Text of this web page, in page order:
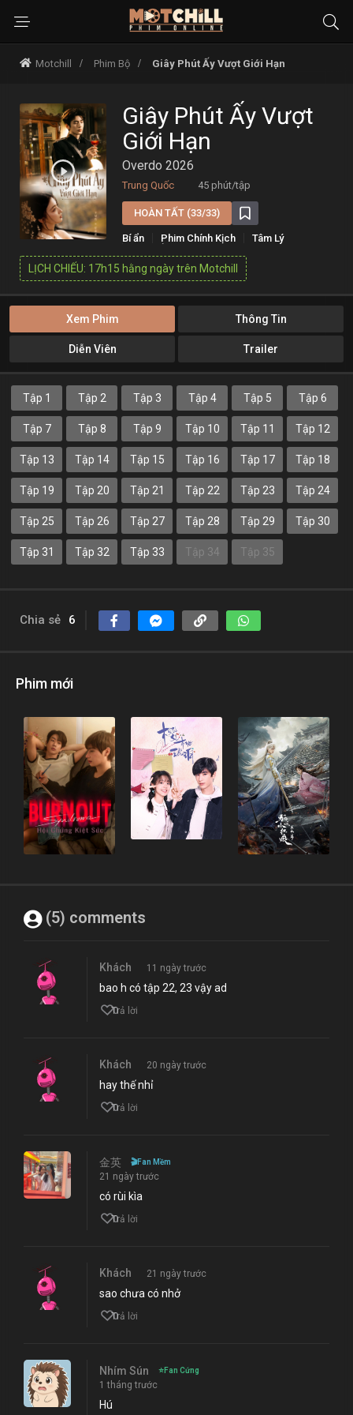
Motchill Phim Bộ Giây Phút Ấy Vượt Giới Hạn
Giây Phút Ấy Vượt
Giới Hạn
Overdo 2026
Trung Quốc 45 phút/tập
HOÀN TẤT (33/33)
Bí ẩn Phim Chính Kịch
Tâm Lý
LỊCH CHIẾU: 17h15 hằng ngày trên Motchill
Xem Phim Thông Tin
Diễn Viên Trailer
Tập 1 Tập 2 Tập 3 Tập 4 Tập 5 Tập 6
Tập 7 Tập 8 Tập 9 Tập 10 Tập 11 Tập 12
Tập 13 Tập 14 Tập 15 Tập 16 Tập 17 Tập 18
Tập 19 Tập 20 Tập 21 Tập 22 Tập 23 Tập 24
Tập 25 Tập 26 Tập 27 Tập 28 Tập 29 Tập 30
Tập 31 Tập 32 Tập 33 Tập 34 Tập 35
Chia sẻ 6
Phim mới
(5) comments
Khách 11 ngày trước
bao h có tập 22, 23 vậy ad
0
Trả lời
Khách 20 ngày trước
hay thế nhỉ
0
Trả lời
金英 🎬Fan Mềm
21 ngày trước
có rùi kìa
0
Trả lời
Khách 21 ngày trước
sao chưa có nhở
0
Trả lời
Nhím Sún ⭐Fan Cứng
1 tháng trước
Hú